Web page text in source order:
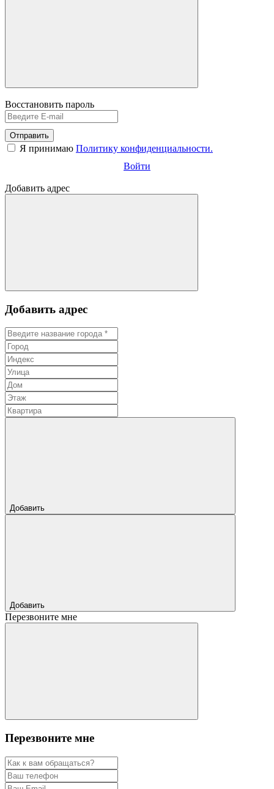
Восстановить пароль
Отправить
Я принимаю Политику конфиденциальности.
Войти
Добавить адрес
Добавить адрес
Добавить
Добавить
Перезвоните мне
Перезвоните мне